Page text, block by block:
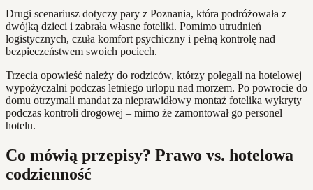
Drugi scenariusz dotyczy pary z Poznania, która podróżowała z
dwójką dzieci i zabrała własne foteliki. Pomimo utrudnień
logistycznych, czuła komfort psychiczny i pełną kontrolę nad
bezpieczeństwem swoich pociech.
Trzecia opowieść należy do rodziców, którzy polegali na hotelowej
wypożyczalni podczas letniego urlopu nad morzem. Po powrocie do
domu otrzymali mandat za nieprawidłowy montaż fotelika wykryty
podczas kontroli drogowej – mimo że zamontował go personel
hotelu.
Co mówią przepisy? Prawo vs. hotelowa
codzienność